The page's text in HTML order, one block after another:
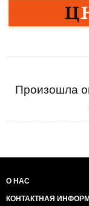
Произошла
О НАС
КОНТАКТНАЯ